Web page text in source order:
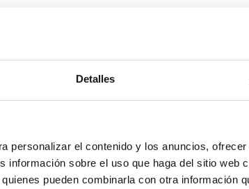
Detalles
personalizar el contenido y los anuncios,
información sobre el uso que haga del sitio web
pueden combinarla con otra información